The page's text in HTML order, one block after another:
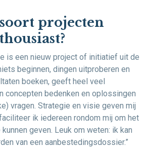
projecten
is een nieuw project of initiatief uit de
beginnen, dingen uitproberen en
boeken, geeft heel veel
concepten bedenken en oplossingen
vragen. Strategie en visie geven mij
ik iedereen rondom mij om het
geven. Leuk om weten: ik kan
van een aanbestedingsdossier.”